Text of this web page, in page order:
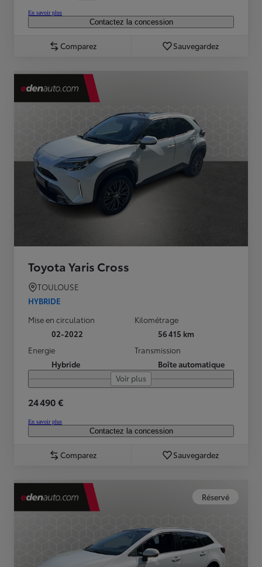
En savoir plus
Contactez la concession
Comparez Sauvegardez
Toyota Yaris Cross
TOULOUSE
HYBRIDE
Mise en circulation
02-2022
Kilométrage
56 415 km
Energie
Hybride
Transmission
Boîte automatique
Voir plus
24 490 €
En savoir plus
Contactez la concession
Comparez Sauvegardez
Réservé